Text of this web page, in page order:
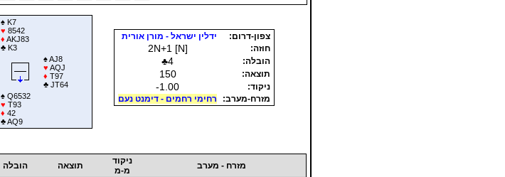
צפון-דרום:
ידלין ישראל - מורן אורית
חוזה:
2N+1 [N]
הובלה: ♣4
תוצאה: 150
ניקוד: -1.00
מזרח-מערב: רחימי רחמים - דימנט נעם
♠ K7
♥ 8542
♦ AKJ83
♣ K3
♠AJ8
♥ AQJ
♦ T97
♣ JT64
♠ Q6532
♥ T93
♦ 42
♣AQ9
מזרח - מערב
ניקוד
מ-מ
תוצאה הובלה